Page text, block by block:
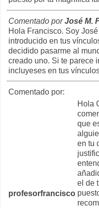
Comentado porJosé M.
Hola Francisco. Soy
introducido en tus
decidido pasarme al
creado uno. Si te parece
incluyeses en tus
Comentado por:
profesorfrancisco
Hola
que
en tu
el de